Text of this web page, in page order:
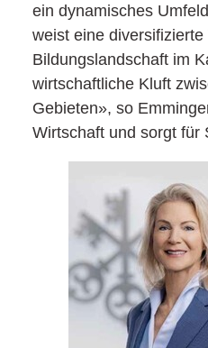
ein dynamisches
weist eine
Bildungslandschaft im
wirtschaftliche Kluft
Gebieten», so
Wirtschaft und sorgt für